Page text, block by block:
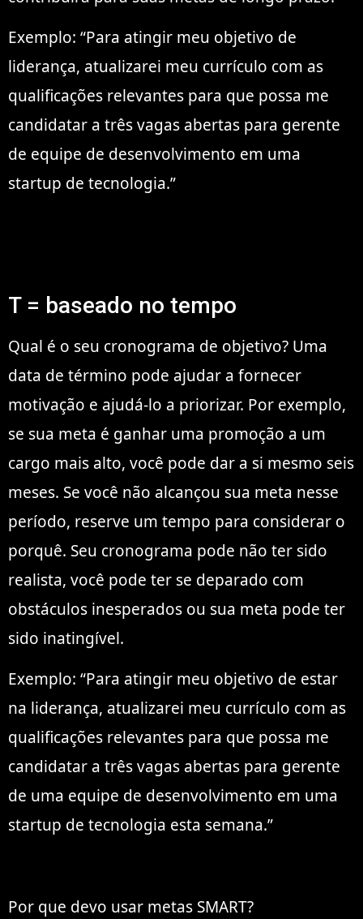
Exemplo: “Para atingir meu objetivo de
liderança, atualizarei meu currículo com as
qualificações relevantes para que possa me
candidatar a três vagas abertas para gerente
de equipe de desenvolvimento em uma
startup de tecnologia.”
T = baseado no tempo
Qual é o seu cronograma de objetivo? Uma
data de término pode ajudar a fornecer
motivação e ajudá-lo a priorizar. Por exemplo,
se sua meta é ganhar uma promoção a um
cargo mais alto, você pode dar a si mesmo seis
meses. Se você não alcançou sua meta nesse
período, reserve um tempo para considerar o
porquê. Seu cronograma pode não ter sido
realista, você pode ter se deparado com
obstáculos inesperados ou sua meta pode ter
sido inatingível.
Exemplo: “Para atingir meu objetivo de estar
na liderança, atualizarei meu currículo com as
qualificações relevantes para que possa me
candidatar a três vagas abertas para gerente
de uma equipe de desenvolvimento em uma
startup de tecnologia esta semana.”
Por que devo usar metas SMART?